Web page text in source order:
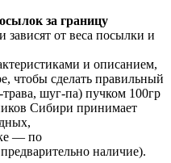
за границу
зависят от веса посылки и
и описанием,
чтобы сделать правильный
шуг-па) пучком 100гр
Сибири принимает
— по
наличие).